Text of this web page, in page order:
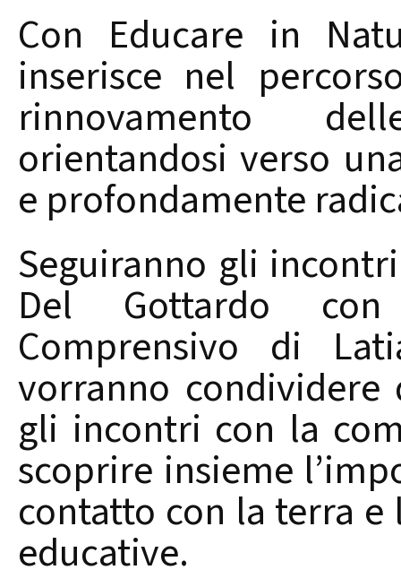
Con Educare in
inserisce nel
rinnovamento
orientandosi verso
e profondamente
Seguiranno gli
Del Gottardo
Comprensivo di
vorranno condividere
gli incontri con la
scoprire insieme
contatto con la terra
educative.